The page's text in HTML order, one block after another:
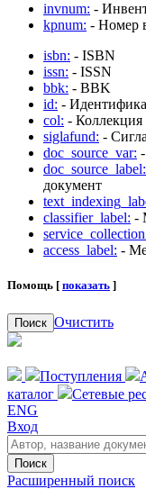
invnum: -
kpnum: - Номер
isbn: - ISBN
issn: - ISSN
bbk: - BBK
id: -
col: - Коллекция
siglafund: -
doc_source_var:
doc_source_label:
документ
classifier_label: -
access_label: -
Помощь [ показать ]
Поиск Очистить
Поступления
каталог
Сетевые
ENG
Вход
Поиск
Расширенный поиск